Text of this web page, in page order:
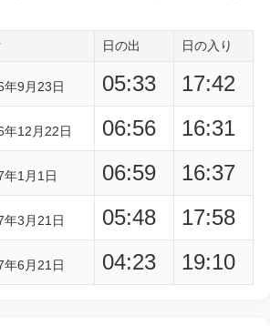
日の出 日の入り
年9月23日 05:33
17:42
年12月22日 06:56
16:31
年1月1日 06:59
16:37
年3月21日 05:48
17:58
年6月21日 04:23 19:10